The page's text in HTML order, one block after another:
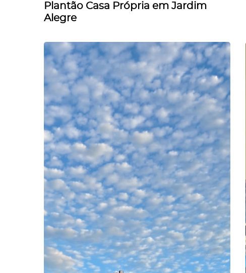
Plantão Casa Própria em Jardim
Alegre